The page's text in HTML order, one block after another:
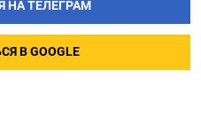
НА ТЕЛЕГРАМ
В GOOGLE